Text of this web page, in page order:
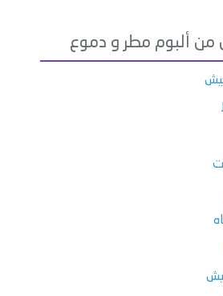
من ألبوم مطر و دموع